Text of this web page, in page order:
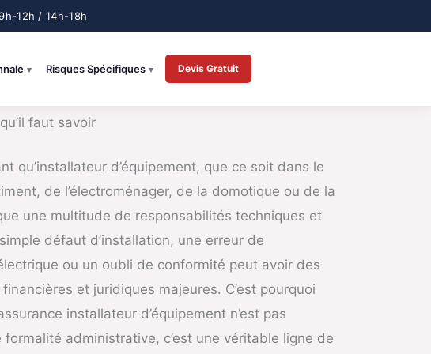
Risques Spécifiques Devis Gratuit
faut savoir
qu’installateur d’équipement, que ce soit dans le
de l’électroménager, de la domotique ou de la
une multitude de responsabilités techniques et
défaut d’installation, une erreur de
ou un oubli de conformité peut avoir des
et juridiques majeures. C’est pourquoi
installateur d’équipement n’est pas
formalité administrative, c’est une véritable ligne de